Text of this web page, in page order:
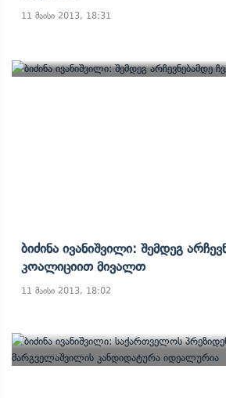
11 მაისი 2013, 18:31
Ბიძინა Ივანიშვილი: Შემდეგ
Კოალიციით Მივალთ
11 მაისი 2013, 18:02